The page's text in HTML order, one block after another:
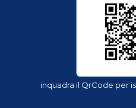
inquadra il QrCode per